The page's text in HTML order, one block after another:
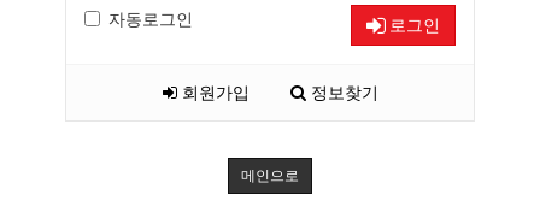
자동로그인 로그인
회원가입 정보찾기
메인으로